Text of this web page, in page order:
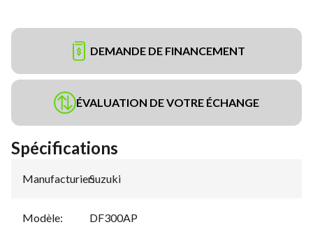
DEMANDE DE FINANCEMENT
ÉVALUATION DE VOTRE ÉCHANGE
Spécifications
Manufacturier:
Suzuki
Modèle: DF300AP